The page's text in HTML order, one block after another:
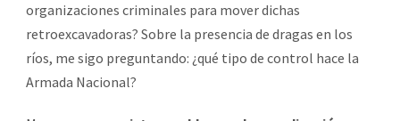
organizaciones criminales para mover dichas
retroexcavadoras? Sobre la presencia de dragas en los
ríos, me sigo preguntando: ¿qué tipo de control hace la
Armada Nacional?